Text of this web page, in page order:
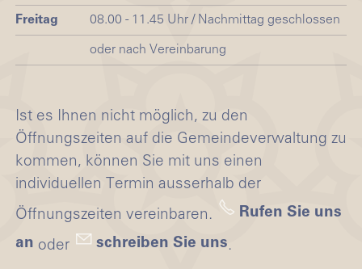
Freitag 08.00 - 11.45 Uhr / Nachmittag geschlossen
oder nach Vereinbarung
Ist es Ihnen nicht möglich, zu den
Öffnungszeiten auf die Gemeindeverwaltung zu
kommen, können Sie mit uns einen
individuellen Termin ausserhalb der
Öffnungszeiten vereinbaren.
Rufen Sie uns
an oder schreiben Sie uns.